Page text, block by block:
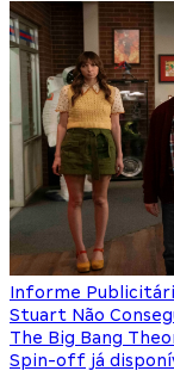
Informe
Stuart Não
The Big Bang
Spin-off já